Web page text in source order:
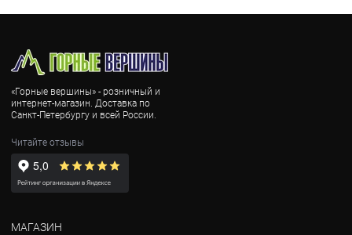
«Горные вершины» - розничный и
интернет-магазин. Доставка по
Санкт-Петербургу и всей России.
Читайте отзывы
МАГАЗИН